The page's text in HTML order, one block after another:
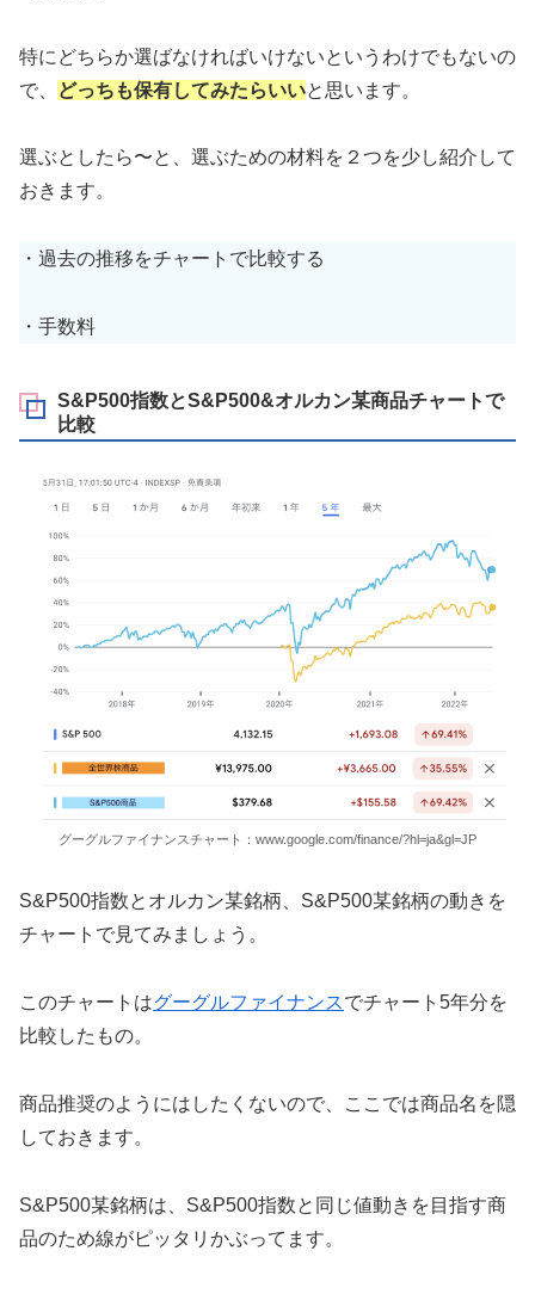
特にどちらか選ばなければいけないというわけでもないの
で、
どっちも保有してみたらいいと思います。
選ぶとしたら〜と、選ぶための材料を２つを少し紹介して
おきます。
・過去の推移をチャートで比較する
・手数料
S&P500指数とS&P500&オルカン某商品チャートで
比較
グーグルファイナンスチャート：www.google.com/finance/?hl=ja&gl=JP
S&P500指数とオルカン某銘柄、S&P500某銘柄の動きを
チャートで見てみましょう。
このチャートはグーグルファイナンスでチャート5年分を
比較したもの。
商品推奨のようにはしたくないので、ここでは商品名を隠
しておきます。
S&P500某銘柄は、S&P500指数と同じ値動きを目指す商
品のため線がピッタリかぶってます。